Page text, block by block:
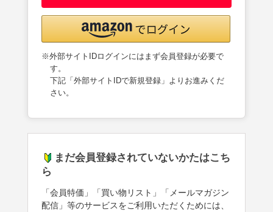
※外部サイトIDログインにはまず会員登録が必要で
す。
下記「外部サイトIDで新規登録」よりお進みくだ
さい。
まだ会員登録されていないかたはこち
ら
「会員特価」「買い物リスト」「メールマガジン
配信」等のサービスをご利用いただくためには、